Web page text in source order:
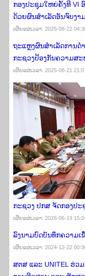
ກອງປະຊຸມໃຫຍ່ຄັ້ງທີ VI
ດ້ວຍຜົນສໍາເລັດອັນຈົບງາມ
ເຜີຍ​ແຜ່​ເວ​ລາ: 2025-08-22
ຖະແຫຼງຜົນສໍາເລັດການດໍ
ກະຊວງປ້ອງກັນຄວາມສະ
ເຜີຍ​ແຜ່​ເວ​ລາ: 2025-08-21
ກະຊວງ ປກສ ຈັດກອງປະ
ເຜີຍ​ແຜ່​ເວ​ລາ: 2026-06-19
ລົງນາມບົດບັນທຶກຄວາມ
ເຜີຍ​ແຜ່​ເວ​ລາ: 2024-12-22
ສຕສ ແລະ UNITEL ຮ່ວ